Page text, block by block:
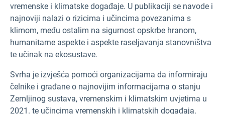
vremenske i klimatske događaje. U publikaciji se navode i
najnoviji nalazi o rizicima i učincima povezanima s
klimom, među ostalim na sigurnost opskrbe hranom,
humanitarne aspekte i aspekte raseljavanja stanovništva
te učinak na ekosustave.
Svrha je izvješća pomoći organizacijama da informiraju
čelnike i građane o najnovijim informacijama o stanju
Zemljinog sustava, vremenskim i klimatskim uvjetima u
2021. te učincima vremenskih i klimatskih događaja.